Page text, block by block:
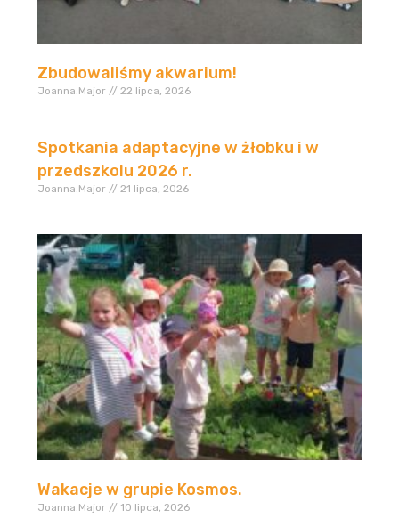
Zbudowaliśmy akwarium!
Joanna.Major 22 lipca, 2026
Spotkania adaptacyjne w żłobku i w
przedszkolu 2026 r.
Joanna.Major 21 lipca, 2026
Wakacje w grupie Kosmos.
Joanna.Major 10 lipca, 2026